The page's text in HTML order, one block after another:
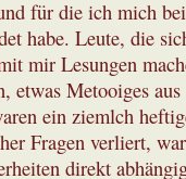
für die ich mich
habe. Leute, die
mir Lesungen
etwas Metooiges
ein ziemlch
Fragen verliert,
direkt